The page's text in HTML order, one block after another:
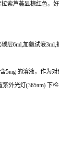
索芦荟显棕红色，
碳层6ml,加氨试液3ml,
含5mg 的溶液，作为
外光灯 (365nm)
下